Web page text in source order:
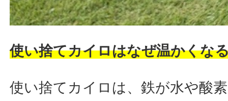
使い捨てカイロはなぜ温かくな
使い捨てカイロは、鉄が水や酸